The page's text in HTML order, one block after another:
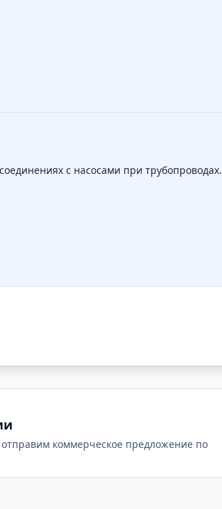
с насосами при трубопроводах.
коммерческое предложение по